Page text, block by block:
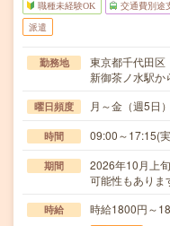
職種未経験OK 交通費別途
派遣
勤務地
東京都千代田区
新御茶ノ水駅か
曜日頻度 月～金（週5
時間 09:00～17:15(
期間
2026年10月上
可能性もあり
時給 時給1800円～